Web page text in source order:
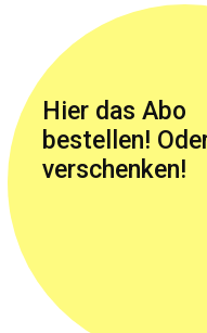
Hier das Abo
bestellen!
verschenken!